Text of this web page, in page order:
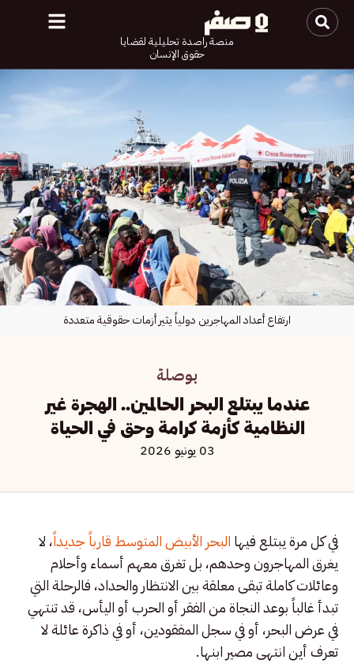
منصة راصدة تحليلية لقضايا
حقوق الإنسان
بوصلة
عندما يبتلع البحر الحالمين.. الهجرة غير
النظامية كأزمة كرامة وحق في الحياة
03 يونيو 2026
ارتفاع أعداد المهاجرين دولياً يثير أزمات حقوقية متعددة
في كل مرة يبتلع فيها البحر الأبيض المتوسط قارباً جديداً، لا
يغرق المهاجرون وحدهم، بل تغرق معهم أسماء وأحلام
وعائلات كاملة تبقى معلقة بين الانتظار والحداد، فالرحلة التي
تبدأ غالباً بوعد النجاة من الفقر أو الحرب أو اليأس، قد تنتهي
في عرض البحر، أو في سجل المفقودين، أو في ذاكرة عائلة لا
تعرف أين انتهى مصير ابنها.